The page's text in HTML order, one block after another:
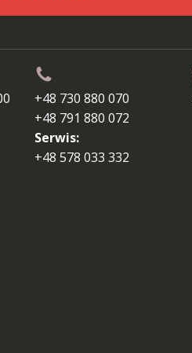
+48 730 880 070
+48 791 880 072
Serwis:
+48 578 033 332